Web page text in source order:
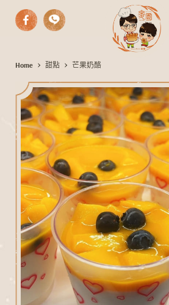
果
奶
酪
手作麵包
期間限定
伴手禮
活動餐會
最新消息
聯絡我們
Home 甜點 芒果奶酪